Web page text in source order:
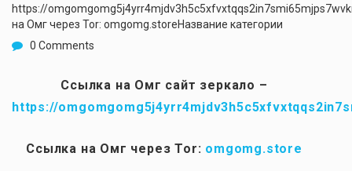
https://
на Омг через Tor: omgomg.storeНазвание категории
0 Comments
Ссылка на Омг сайт зеркало –
https://
Ссылка на Омг через Tor: omgomg.store